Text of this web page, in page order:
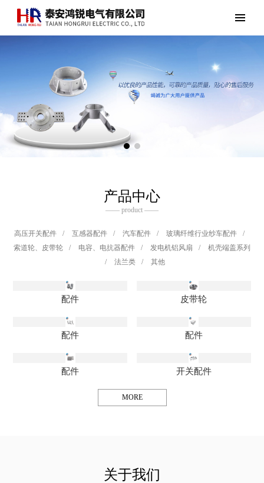
产品中心
—— product ——
高压开关配件 / 互感器配件 / 汽车配件 / 玻璃纤维行业纱车配件
/
索道轮、皮带轮
/ 电容、电抗器配件 / 发电机铝风扇 /
机壳端盖系列
/
法兰类 / 其他
配件 皮带轮
配件 配件
配件 开关配件
MORE
关于我们